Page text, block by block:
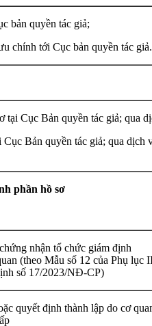
bản quyền tác giả;
chính tới Cục bản quyền tác giả.
tại Cục Bản quyền tác giả; qua
Bản quyền tác giả; qua dịch
phần hồ sơ
nhận tổ chức giám định
(theo Mẫu số 12 của Phụ lục
số 17/2023/NĐ-CP)
quyết định thành lập do cơ